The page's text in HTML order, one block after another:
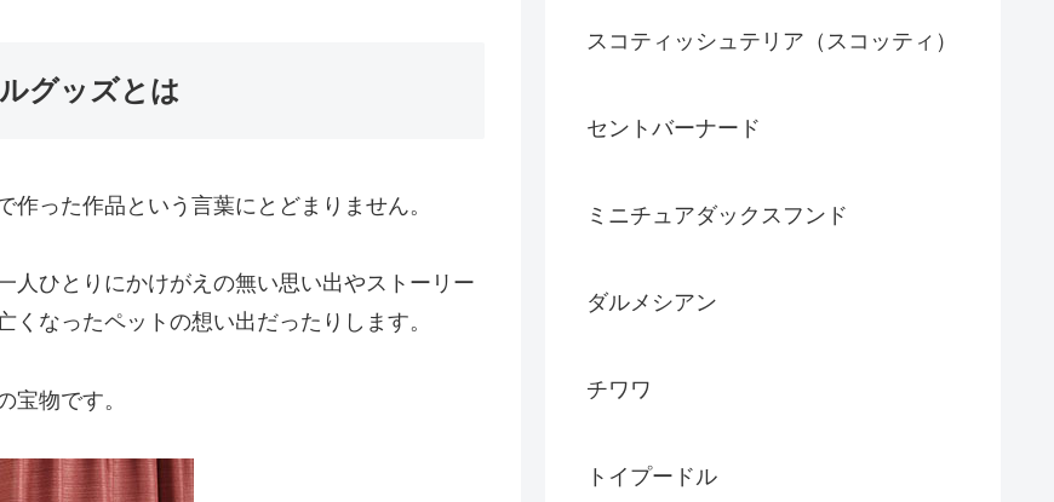
グッズとは
った作品という言葉にとどまりません。
人ひとりにかけがえの無い思い出やストーリー
なったペットの想い出だったりします。
宝物です。
スコティッシュテリア（スコッティ）
セントバーナード
ミニチュアダックスフンド
ダルメシアン
チワワ
トイプードル